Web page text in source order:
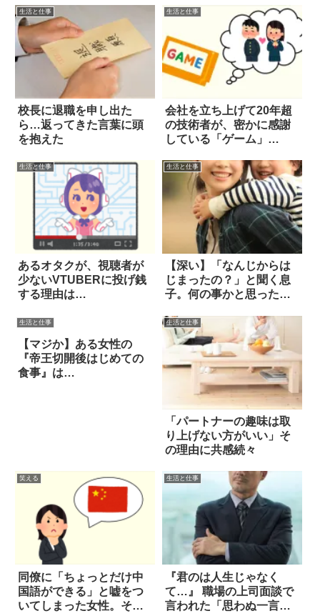
生活と仕事
校長に退職を申し出た
ら…返ってきた言葉に頭
を抱えた
生活と仕事
会社を立ち上げて20年超
の技術者が、密かに感謝
している「ゲーム」
生活と仕事
あるオタクが、視聴者が
少ないVTUBERに投げ銭
する理由は…
生活と仕事
【深い】「なんじからは
じまったの？」と聞く息
子。何の事かと思った
生活と仕事
【マジか】ある女性の
『帝王切開後はじめての
食事』は…
生活と仕事
「パートナーの趣味は取
り上げない方がいい」そ
の理由に共感続々
笑える
同僚に「ちょっとだけ中
国語ができる」と嘘をつ
いてしまった女性。その
生活と仕事
『君のは人生じゃなく
て…』 職場の上司面談で
言われた「思わぬ一言」